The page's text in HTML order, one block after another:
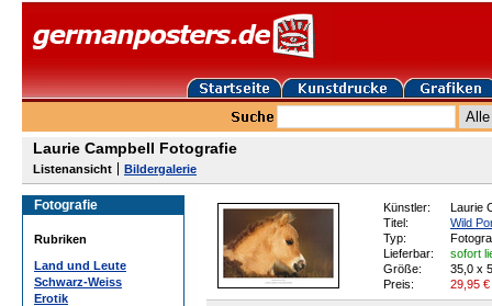
Laurie Campbell Fotografie
Listenansicht Bildergalerie
Fotografie
Rubriken
Land und Leute
Schwarz-Weiss
Erotik
Künstler:
Laurie
Titel:
Wild
Typ:
Lieferbar:
sofort
Größe:
35,0 x
Preis:
29,95 €